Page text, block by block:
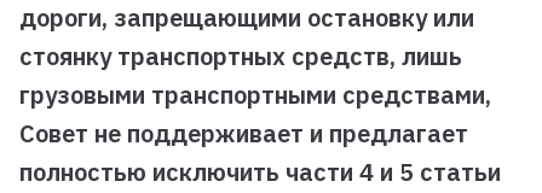
дороги, запрещающими остановку или
стоянку транспортных средств, лишь
грузовыми транспортными средствами,
Совет не поддерживает и предлагает
полностью исключить части 4 и 5 статьи